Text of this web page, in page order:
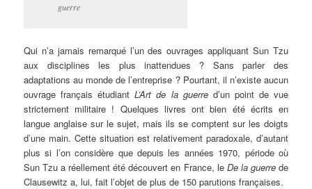
guerre
Qui n’a jamais remarqué l’un des ouvrages appliquant Sun Tzu
aux disciplines les plus inattendues ? Sans parler des
adaptations au monde de l’entreprise ? Pourtant, il n’existe aucun
ouvrage français étudiantL’Art de la guerred’un point de vue
strictement militaire ! Quelques livres ont bien été écrits en
langue anglaise sur le sujet, mais ils se comptent sur les doigts
d’une main. Cette situation est relativement paradoxale, d’autant
plus si l’on considère que depuis les années 1970, période où
Sun Tzu a réellement été découvert en France, le De la guerrede
Clausewitz a, lui, fait l’objet de plus de 150 parutions françaises.